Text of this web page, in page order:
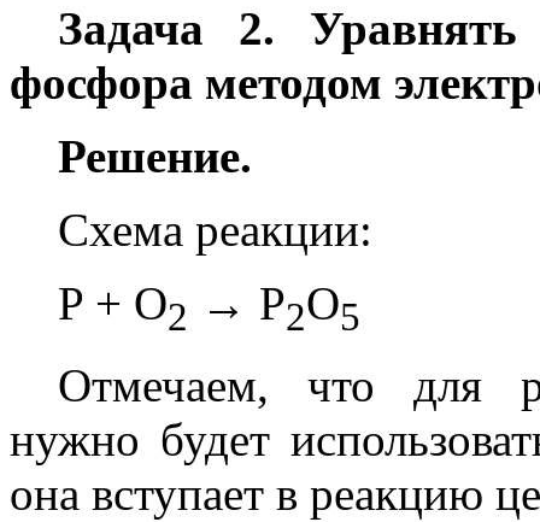
Задача 2. Уравнять
фосфора методом
Решение.
Схема реакции:
P + O2 → P2O5
Отмечаем, что для
нужно будет
она вступает в реакцию